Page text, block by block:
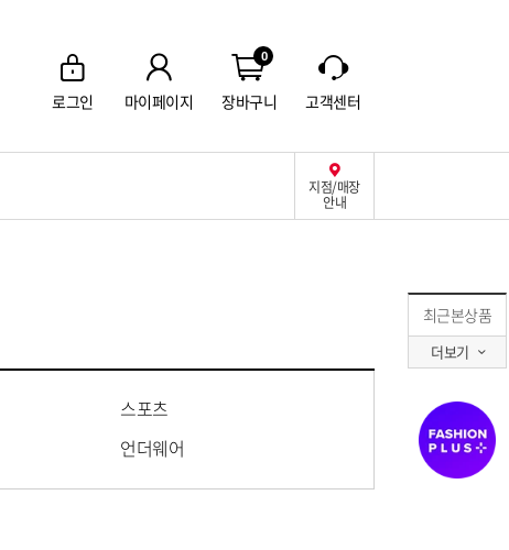
로그인 마이페이지
0
장바구니 고객센터
지점/매장
안내
최근본상품
더보기
스포츠
언더웨어